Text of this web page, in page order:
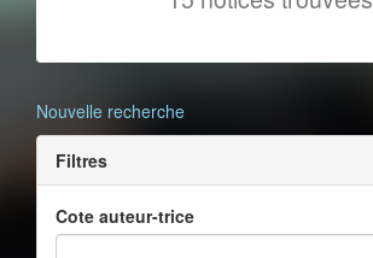
Nouvelle recherche
Filtres
Cote auteur-trice